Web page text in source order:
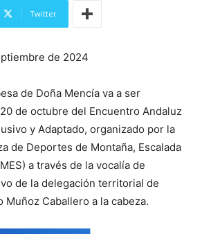
Twitter
de 2024
de Doña Mencía va a ser
de octubre del Encuentro Andaluz
y Adaptado, organizado por la
de Deportes de Montaña, Escalada
a través de la vocalía de
de la delegación territorial de
Muñoz Caballero a la cabeza.